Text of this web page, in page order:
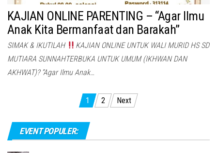
KAJIAN ONLINE PARENTING – “Agar Ilmu
Anak Kita Bermanfaat dan Barakah”
SIMAK & IKUTILAH
KAJIAN ONLINE UNTUK WALI MURID HS SD
MUTIARA SUNNAHTERBUKA UNTUK UMUM (IKHWAN DAN
AKHWAT)? “Agar Ilmu Anak…
pagination
1 2 Next
EVENT POPULER: